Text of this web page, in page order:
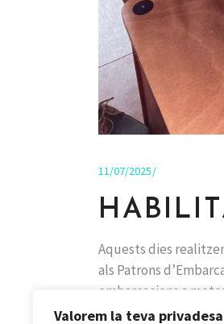
Valorem la teva privadesa
11/07/2025
Aquests dies
als Patrons
embarcacions a